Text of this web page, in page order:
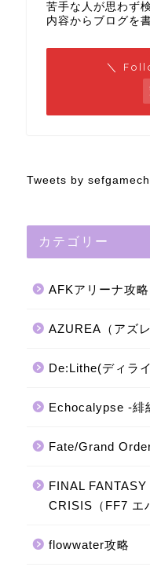
苦手な人が思わず
内容からブログを
＼
Tweets by
カテゴリー
AFKアリーナ攻略
AZUREA（アズ
De:Lithe(ディラ
Echocalypse -緋
Fate/Grand
FINAL
CRISIS（FF7 エ
flowwater攻略